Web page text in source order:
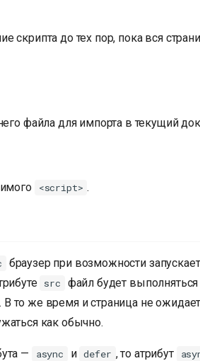
скрипта до тех пор, пока вся
файла для импорта в текущий
<script> .
браузер при возможности
src
файл будет
то же время и страница не
как обычно.
— async и defer , то атрибут